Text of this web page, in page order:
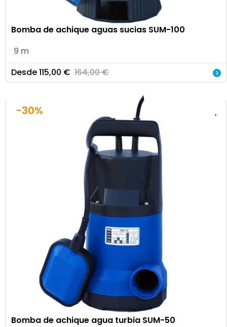
Bomba de achique aguas sucias SUM-100
9 m
Desde115,00 € 164,00€
-30%
Bomba de achique agua turbia SUM-50